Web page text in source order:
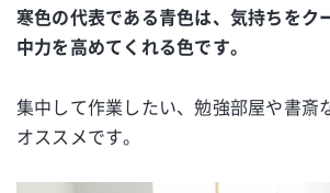
寒色の代表である青色は、気持ちをク
中力を高めてくれる色です。
集中して作業したい、勉強部屋や書斎
オススメです。